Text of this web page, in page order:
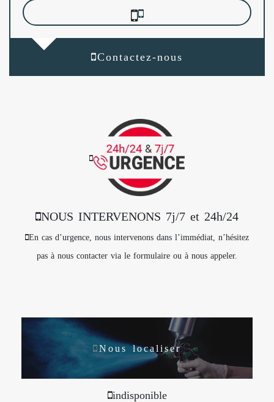
Contactez-nous
NOUS INTERVENONS 7j/7 et 24h/24
En cas d’urgence, nous intervenons dans l’immédiat, n’hésitez
pas à nous contacter via le formulaire ou à nous appeler.
Nous localiser
indisponible